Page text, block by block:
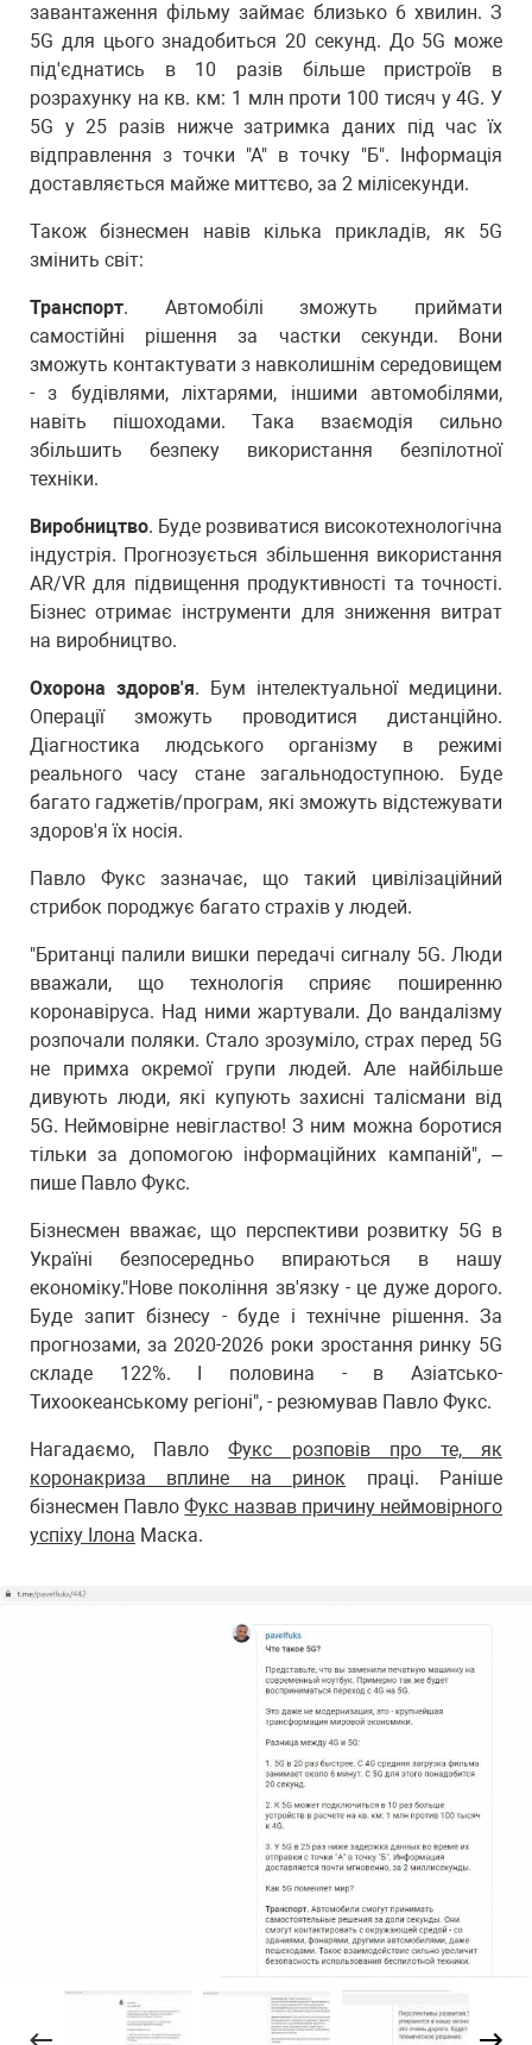
завантаження фільму займає близько 6 хвилин. З
5G для цього знадобиться 20 секунд. До 5G може
під'єднатись в 10 разів більше пристроїв в
розрахунку на кв. км: 1 млн проти 100 тисяч у 4G. У
5G у 25 разів нижче затримка даних під час їх
відправлення з точки "А" в точку "Б". Інформація
доставляється майже миттєво, за 2 мілісекунди.
Також бізнесмен навів кілька прикладів, як 5G
змінить світ:
Транспорт. Автомобілі зможуть приймати
самостійні рішення за частки секунди. Вони
зможуть контактувати з навколишнім середовищем
- з будівлями, ліхтарями, іншими автомобілями,
навіть пішоходами. Така взаємодія сильно
збільшить безпеку використання безпілотної
техніки.
Виробництво. Буде розвиватися високотехнологічна
індустрія. Прогнозується збільшення використання
AR/VR для підвищення продуктивності та точності.
Бізнес отримає інструменти для зниження витрат
на виробництво.
Охорона здоров'я. Бум інтелектуальної медицини.
Операції зможуть проводитися дистанційно.
Діагностика людського організму в режимі
реального часу стане загальнодоступною. Буде
багато гаджетів/програм, які зможуть відстежувати
здоров'я їх носія.
Павло Фукс зазначає, що такий цивілізаційний
стрибок породжує багато страхів у людей.
"Британці палили вишки передачі сигналу 5G. Люди
вважали, що технологія сприяє поширенню
коронавіруса. Над ними жартували. До вандалізму
розпочали поляки. Стало зрозуміло, страх перед 5G
не примха окремої групи людей. Але найбільше
дивують люди, які купують захисні талісмани від
5G. Неймовірне невігластво! З ним можна боротися
тільки за допомогою інформаційних кампаній", –
пише Павло Фукс.
Бізнесмен вважає, що перспективи розвитку 5G в
Україні безпосередньо впираються в нашу
економіку."Нове покоління зв'язку - це дуже дорого.
Буде запит бізнесу - буде і технічне рішення. За
прогнозами, за 2020-2026 роки зростання ринку 5G
складе 122%. І половина - в Азіатсько-
Тихоокеанському регіоні", - резюмував Павло Фукс.
Нагадаємо, ПавлоФукс розповів про те, як
коронакриза вплине на ринок праці. Раніше
бізнесмен ПавлоФукс назвав причину неймовірного
успіху Ілона Маска.